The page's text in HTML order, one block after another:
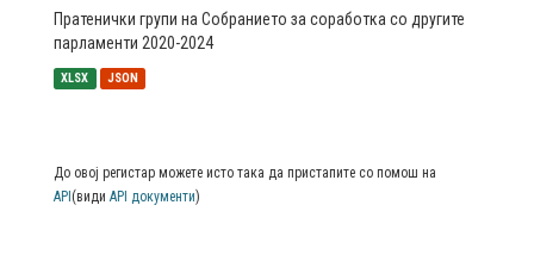
Пратенички групи на Собранието за соработка со другите
парламенти 2020-2024
XLSX JSON
До овој регистар можете исто така да пристапите со помош на
API (види API документи)